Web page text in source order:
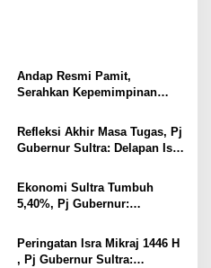
Andap Resmi Pamit,
Serahkan Kepemimpinan
Sumangerukka-Hugua
Refleksi Akhir Masa Tugas, Pj
Gubernur Sultra: Delapan Isu
Pembangunan Berkelanjutan
Harus Dilanjutkan
Ekonomi Sultra Tumbuh
5,40%, Pj Gubernur:
Riil!
Peringatan Isra Mikraj 1446 H
, Pj Gubernur Sultra: